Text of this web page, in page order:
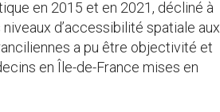
en 2015 et en 2021, décliné à
d’accessibilité spatiale aux
a pu être objectivité et
en Île-de-France mises en